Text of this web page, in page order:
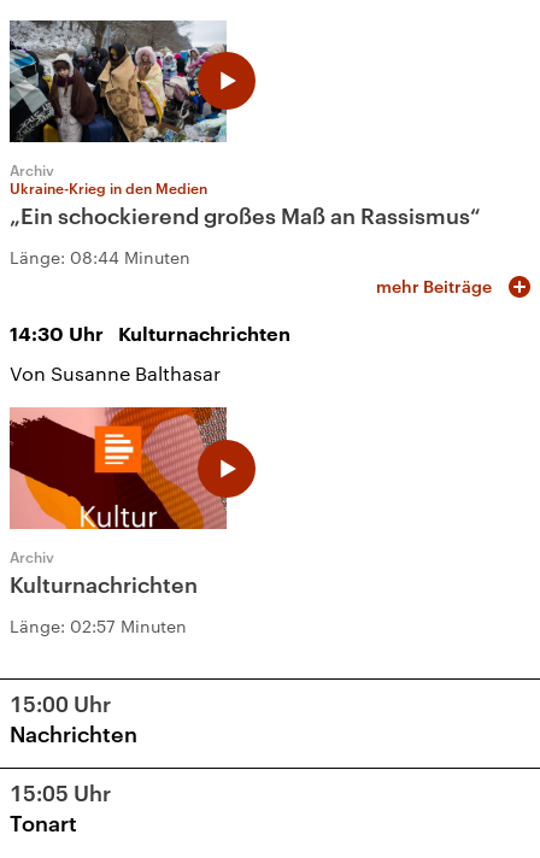
Archiv
Ukraine-Krieg in den Medien
„Ein schockierend großes Maß an Rassismus“
Länge: 08:44 Minuten
mehr Beiträge
14:30 Uhr Kulturnachrichten
Von Susanne Balthasar
Archiv
Kulturnachrichten
Länge: 02:57 Minuten
15:00 Uhr
Nachrichten
15:05 Uhr
Tonart